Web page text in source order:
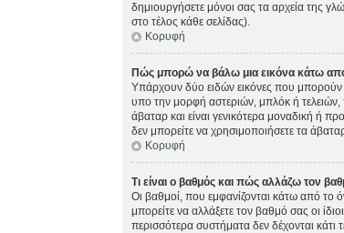
δημιουργήσετε μόνοι σας τα αρχεία της
στο τέλος κάθε σελίδας).
Κορυφή
Πώς μπορώ να βάλω μια εικόνα κάτω
Υπάρχουν δύο ειδών εικόνες που μπορούν
υπο την μορφή αστεριών, μπλόκ ή τελειών,
άβαταρ και είναι γενικότερα μοναδική ή
δεν μπορείτε να χρησιμοποιήσετε τα
Κορυφή
Τι είναι ο βαθμός και πώς αλλάζω τον
Οι βαθμοί, που εμφανίζονται κάτω από το
μπορείτε να αλλάξετε τον βαθμό σας οι
περισσότερα συστήματα δεν δέχονται κάτι